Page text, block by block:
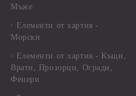
Мъже
Елементи от хартия -
Морски
Елементи от хартия - Къщи,
Врати, Прозорци, Огради,
Фенери